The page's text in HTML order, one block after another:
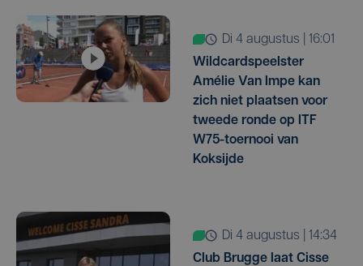
di 4 augustus | 16:01
Wildcardspeelster
Amélie Van Impe kan
zich niet plaatsen voor
tweede ronde op ITF
W75-toernooi van
Koksijde
di 4 augustus | 14:34
Club Brugge laat Cisse